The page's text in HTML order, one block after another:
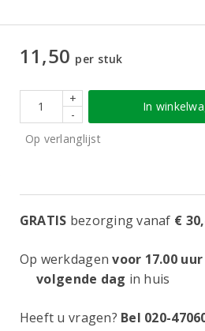
11,50 per stuk
+
-
In
Op verlanglijst
GRATIS bezorging vanaf €
Op werkdagenvoor 17.00 uur
volgende dag in huis
Heeft u vragen? Bel 020-